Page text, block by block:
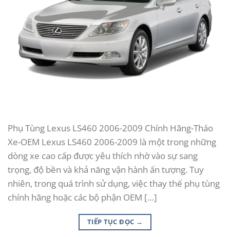
Phụ Tùng Lexus LS460 2006-2009 Chính Hãng-Tháo
Xe-OEM Lexus LS460 2006-2009 là một trong những
dòng xe cao cấp được yêu thích nhờ vào sự sang
trọng, độ bền và khả năng vận hành ấn tượng. Tuy
nhiên, trong quá trình sử dụng, việc thay thế phụ tùng
chính hãng hoặc các bộ phận OEM […]
TIẾP TỤC ĐỌC →